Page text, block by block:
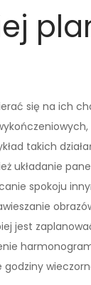
się na ich
takich
układanie
spokoju
jest